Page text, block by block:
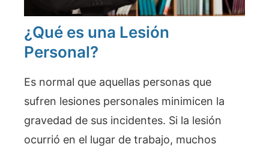
¿Qué es una Lesión
Personal?
Es normal que aquellas personas que
sufren lesiones personales minimicen la
gravedad de sus incidentes. Si la lesión
ocurrió en el lugar de trabajo, muchos